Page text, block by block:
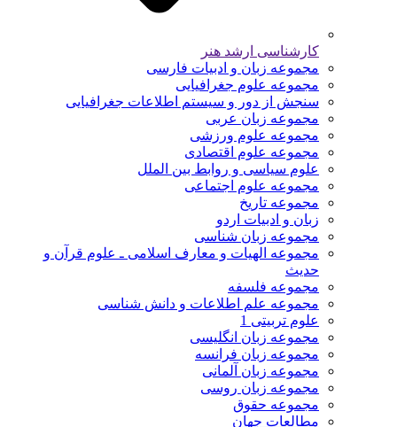
کارشناسی ارشد هنر
مجموعه زبان و ادبیات فارسی
مجموعه علوم جغرافیایی
سنجش از دور و سیستم اطلاعات جغرافیایی
مجموعه زبان عربی
مجموعه علوم ورزشی
مجموعه علوم اقتصادی
علوم سیاسی و روابط بین الملل
مجموعه علوم اجتماعی
مجموعه تاریخ
زبان و ادبیات اردو
مجموعه زبان شناسی
مجموعه الهیات و معارف اسلامی ـ علوم قرآن و
حدیث
مجموعه فلسفه
مجموعه علم اطلاعات و دانش شناسی
علوم تربیتی 1
مجموعه زبان انگلیسی
مجموعه زبان فرانسه
مجموعه زبان آلمانی
مجموعه زبان روسی
مجموعه حقوق
مطالعات جهان